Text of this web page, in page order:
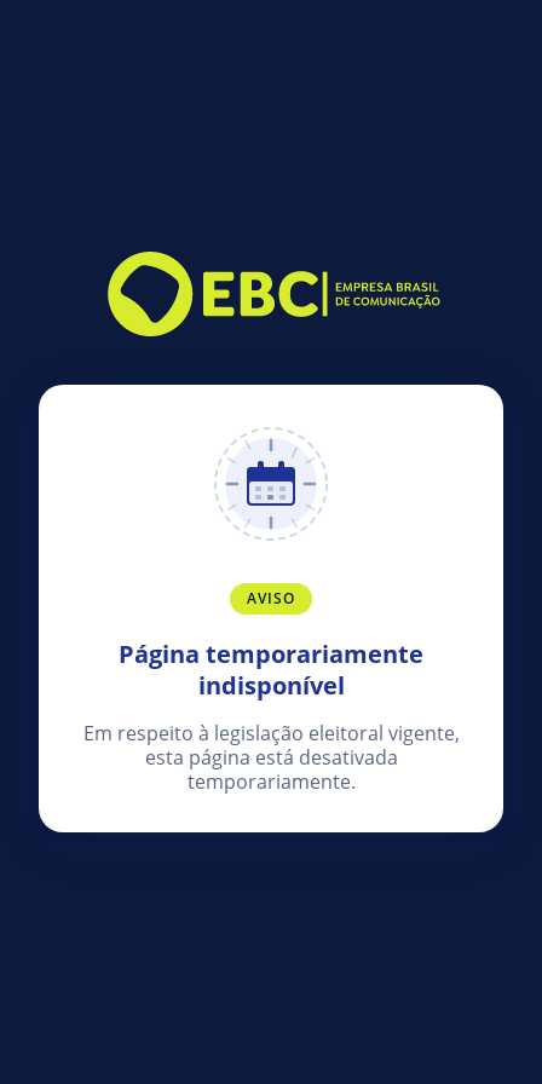
AVISO
Página temporariamente
indisponível
Em respeito à legislação eleitoral vigente,
esta página está desativada
temporariamente.